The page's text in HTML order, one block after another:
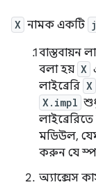
X নামক একটি
বাস্তবায়ন
বলা হয় X
লাইব্রেরি X
X.impl
মডিউল,
করুন যে
অ্যাক্সেস